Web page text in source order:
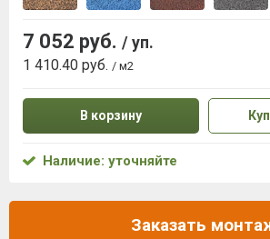
7 052 руб. / уп.
1 410.40 руб. / м2
В корзину
Наличие: уточняйте
Заказать